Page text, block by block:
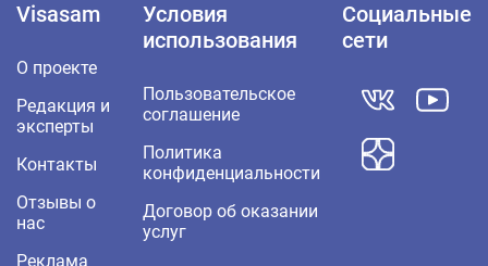
Visasam
О проекте
Редакция и
эксперты
Контакты
Отзывы о
нас
Реклама
Условия
использования
Пользовательское
соглашение
Политика
конфиденциальности
Договор об оказании
услуг
Социальные
сети